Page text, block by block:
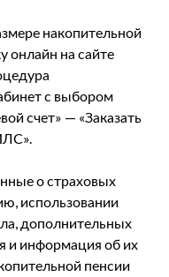
накопительной
онлайн на сайте
с выбором
счет» — «Заказать
о страховых
использовании
дополнительных
и информация об их
пенсии